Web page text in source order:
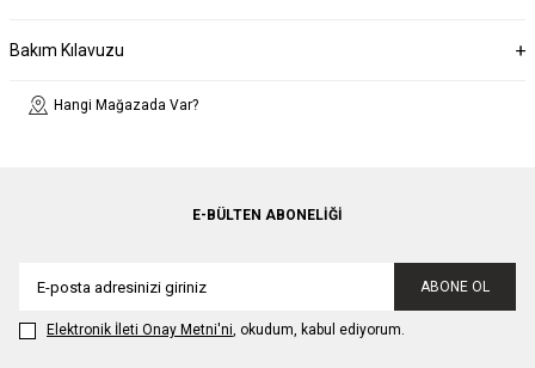
Bakım Kılavuzu
Hangi Mağazada Var?
E-BÜLTEN ABONELIĞI
ABONE OL
Elektronik İleti Onay Metni'ni, okudum, kabul ediyorum.